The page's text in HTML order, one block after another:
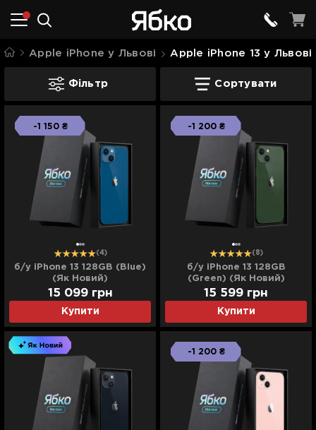
Apple iPhone у Львові Apple iPhone 13 у Львові
Apple iPhone 13 у Львові
Фільтр Сортувати
-1 150 ₴
(4)
б/у iPhone 13 128GB (Blue)
(Як Новий)
Купити
15 099 грн
-1 200 ₴
(8)
б/у iPhone 13 128GB
(Green) (Як Новий)
Купити
15 599 грн
-1 200 ₴